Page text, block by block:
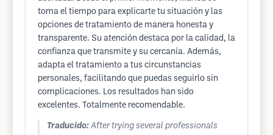
toma el tiempo para explicarte tu situación y las
opciones de tratamiento de manera honesta y
transparente. Su atención destaca por la calidad, la
confianza que transmite y su cercanía. Además,
adapta el tratamiento a tus circunstancias
personales, facilitando que puedas seguirlo sin
complicaciones. Los resultados han sido
excelentes. Totalmente recomendable.
Traducido: After trying several professionals